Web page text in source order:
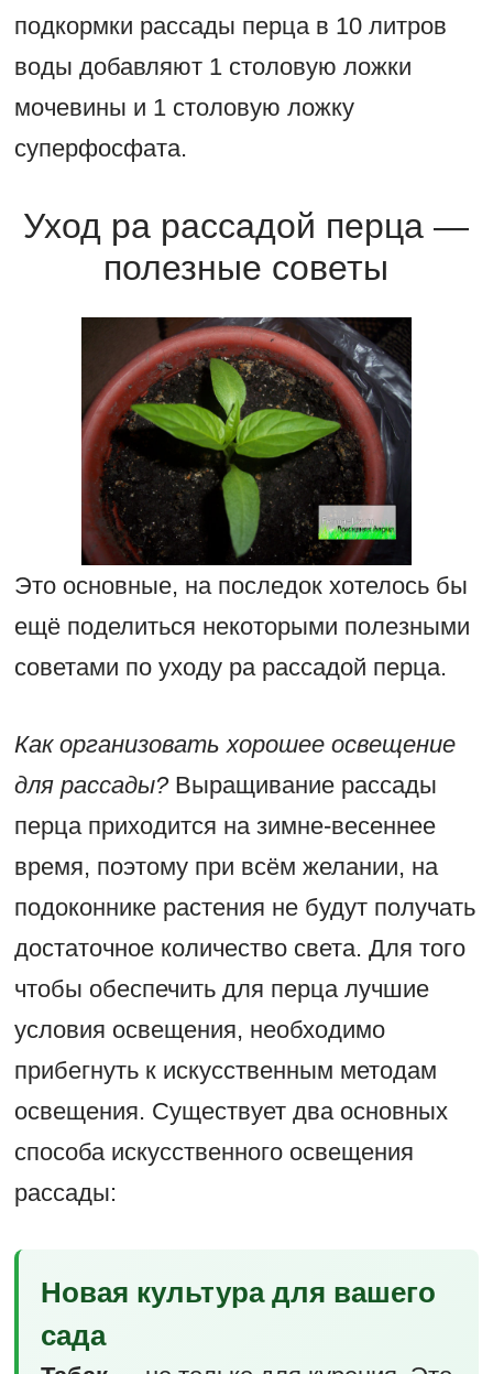
подкормки рассады перца в 10 литров
воды добавляют 1 столовую ложки
мочевины и 1 столовую ложку
суперфосфата.
Уход ра рассадой перца —
полезные советы
Это основные, на последок хотелось бы
ещё поделиться некоторыми полезными
советами по уходу ра рассадой перца.
Как организовать хорошее освещение
для рассады?Выращивание рассады
перца приходится на зимне-весеннее
время, поэтому при всём желании, на
подоконнике растения не будут получать
достаточное количество света. Для того
чтобы обеспечить для перца лучшие
условия освещения, необходимо
прибегнуть к искусственным методам
освещения. Существует два основных
способа искусственного освещения
рассады:
Новая культура для вашего
сада